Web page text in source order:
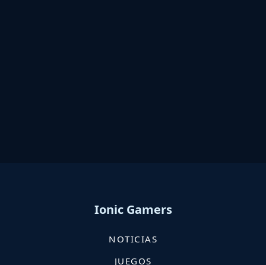
Ionic Gamers
NOTICIAS
JUEGOS